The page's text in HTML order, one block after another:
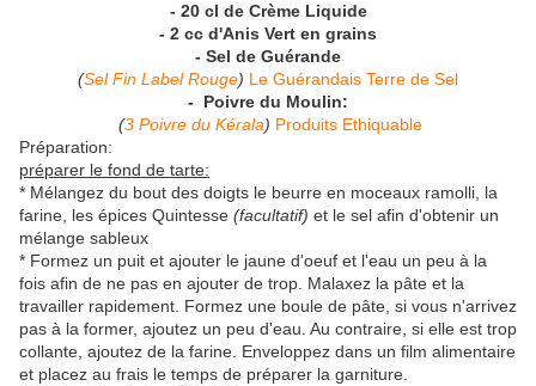
- 20 cl de Crème Liquide
- 2 cc d'Anis Vert en grains
- Sel de Guérande
(Sel Fin Label Rouge) Le Guérandais Terre de Sel
- Poivre du Moulin:
(3 Poivre du Kérala) Produits Ethiquable
Préparation:
préparer le fond de tarte:
* Mélangez du bout des doigts le beurre en moceaux ramolli, la
farine, les épices Quintesse (facultatif) et le sel afin d'obtenir un
mélange sableux
* Formez un puit et ajouter le jaune d'oeuf et l'eau un peu à la
fois afin de ne pas en ajouter de trop. Malaxez la pâte et la
travailler rapidement. Formez une boule de pâte, si vous n'arrivez
pas à la former, ajoutez un peu d'eau. Au contraire, si elle est trop
collante, ajoutez de la farine. Enveloppez dans un film alimentaire
et placez au frais le temps de préparer la garniture.